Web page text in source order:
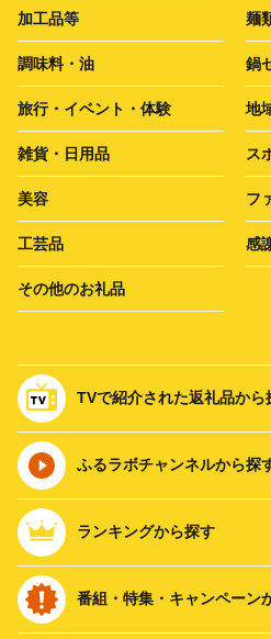
加工品等 麺
調味料・油 鍋
旅行・イベント・体験 地
雑貨・日用品 ス
美容 フ
工芸品 感
その他のお礼品
TVで紹介された返礼品から
ふるラボチャンネルから探
ランキングから探す
番組・特集・キャンペーン